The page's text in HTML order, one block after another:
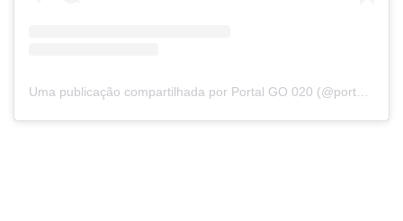
Uma publicação compartilhada por Portal GO 020 (@portalgo020)